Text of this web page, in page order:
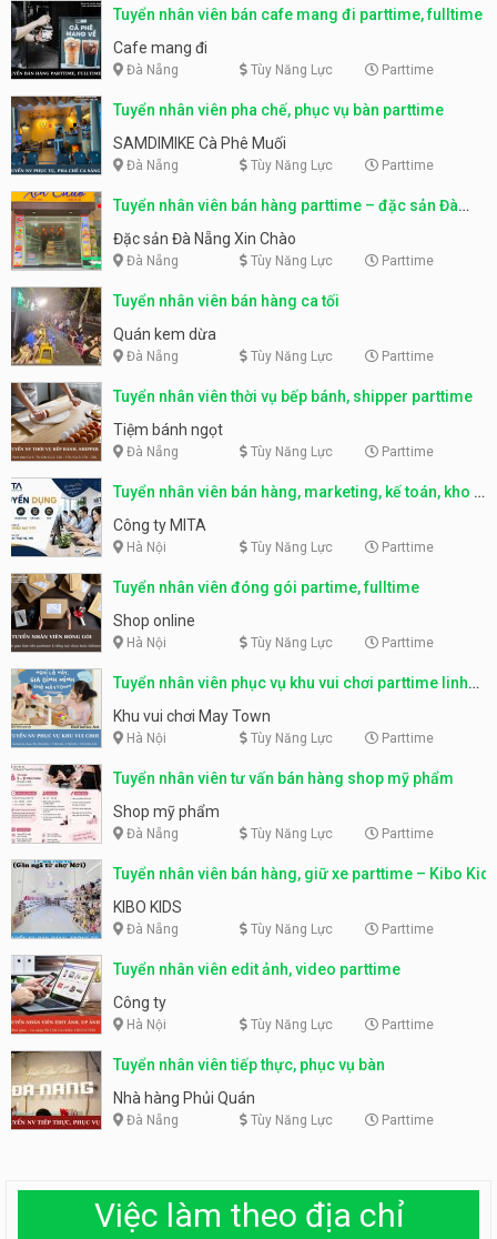
Tuyển nhân viên bán cafe mang đi parttime, fulltime
Cafe mang đi
Đà Nẵng Tùy Năng Lực Parttime
Tuyển nhân viên pha chế, phục vụ bàn parttime
SAMDIMIKE Cà Phê Muối
Đà Nẵng Tùy Năng Lực Parttime
Tuyển nhân viên bán hàng parttime – đặc sản Đà
Nẵng
Đặc sản Đà Nẵng Xin Chào
Đà Nẵng Tùy Năng Lực Parttime
Tuyển nhân viên bán hàng ca tối
Quán kem dừa
Đà Nẵng Tùy Năng Lực Parttime
Tuyển nhân viên thời vụ bếp bánh, shipper parttime
Tiệm bánh ngọt
Đà Nẵng Tùy Năng Lực Parttime
Tuyển nhân viên bán hàng, marketing, kế toán, kho –
parttime, fulltime
Công ty MITA
Hà Nội Tùy Năng Lực Parttime
Tuyển nhân viên đóng gói partime, fulltime
Shop online
Hà Nội Tùy Năng Lực Parttime
Tuyển nhân viên phục vụ khu vui chơi parttime linh
động
Khu vui chơi May Town
Hà Nội Tùy Năng Lực Parttime
Tuyển nhân viên tư vấn bán hàng shop mỹ phẩm
Shop mỹ phẩm
Đà Nẵng Tùy Năng Lực Parttime
Tuyển nhân viên bán hàng, giữ xe parttime – Kibo Kid
KIBO KIDS
Đà Nẵng Tùy Năng Lực Parttime
Tuyển nhân viên edit ảnh, video parttime
Công ty
Hà Nội Tùy Năng Lực Parttime
Tuyển nhân viên tiếp thực, phục vụ bàn
Nhà hàng Phủi Quán
Đà Nẵng Tùy Năng Lực Parttime
Việc làm theo địa chỉ